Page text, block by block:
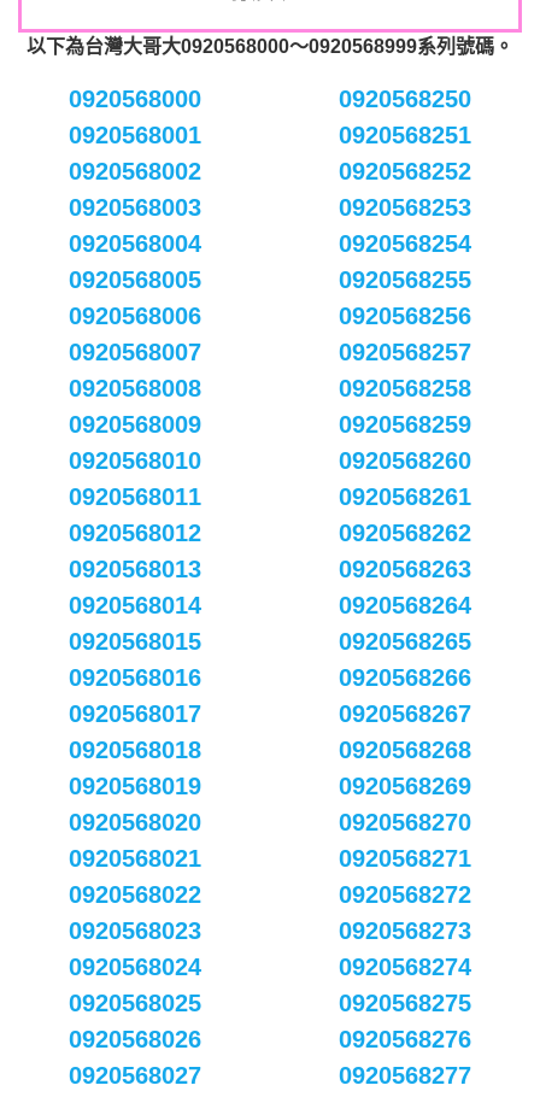
以下為台灣大哥大0920568000～0920568999系列號碼。
0920568000
0920568001
0920568002
0920568003
0920568004
0920568005
0920568006
0920568007
0920568008
0920568009
0920568010
0920568011
0920568012
0920568013
0920568014
0920568015
0920568016
0920568017
0920568018
0920568019
0920568020
0920568021
0920568022
0920568023
0920568024
0920568025
0920568026
0920568027
0920568250
0920568251
0920568252
0920568253
0920568254
0920568255
0920568256
0920568257
0920568258
0920568259
0920568260
0920568261
0920568262
0920568263
0920568264
0920568265
0920568266
0920568267
0920568268
0920568269
0920568270
0920568271
0920568272
0920568273
0920568274
0920568275
0920568276
0920568277